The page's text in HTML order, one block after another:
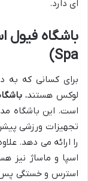
ای دارد.
Spa)
برای کسانی که به
لوکس هستند،
است. این باشگاه
تجهیزات ورزشی
را ارائه می دهد.
اسپا و ماساژ نیز
استرس و خستگی پس